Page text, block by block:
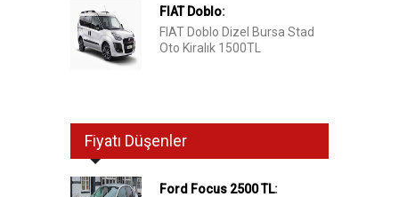
FIAT Doblo:
FIAT Doblo Dizel Bursa Stad
Oto Kiralık 1500TL
Fiyatı Düşenler
Ford Focus 2500 TL: